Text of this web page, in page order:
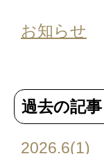
お知らせ
過去の記事
2026.6(1)